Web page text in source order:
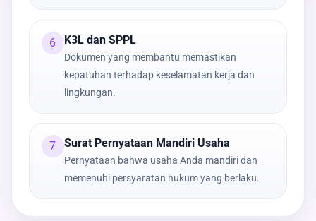
6 K3L dan SPPL
Dokumen yang membantu memastikan
kepatuhan terhadap keselamatan kerja dan
lingkungan.
7 Surat Pernyataan Mandiri Usaha
Pernyataan bahwa usaha Anda mandiri dan
memenuhi persyaratan hukum yang berlaku.